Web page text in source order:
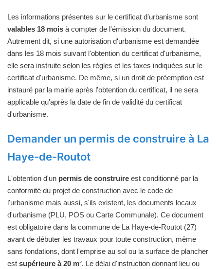
Les informations présentes sur le certificat d'urbanisme sont
valables 18 mois à compter de l'émission du document.
Autrement dit, si une autorisation d'urbanisme est demandée
dans les 18 mois suivant l'obtention du certificat d'urbanisme,
elle sera instruite selon les règles et les taxes indiquées sur le
certificat d'urbanisme. De même, si un droit de préemption est
instauré par la mairie après l'obtention du certificat, il ne sera
applicable qu'après la date de fin de validité du certificat
d'urbanisme.
Demander un permis de construire à La
Haye-de-Routot
L'obtention d'un permis de construire est conditionné par la
conformité du projet de construction avec le code de
l'urbanisme mais aussi, s'ils existent, les documents locaux
d'urbanisme (PLU, POS ou Carte Communale). Ce document
est obligatoire dans la commune de La Haye-de-Routot (27)
avant de débuter les travaux pour toute construction, même
sans fondations, dont l'emprise au sol ou la surface de plancher
est supérieure à 20 m². Le délai d'instruction donnant lieu ou